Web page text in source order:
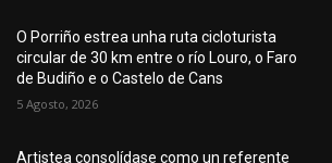
O Porriño estrea unha ruta cicloturista
circular de 30 km entre o río Louro, o Faro
de Budiño e o Castelo de Cans
5 Agosto, 2026
Artistea consolídase como un referente